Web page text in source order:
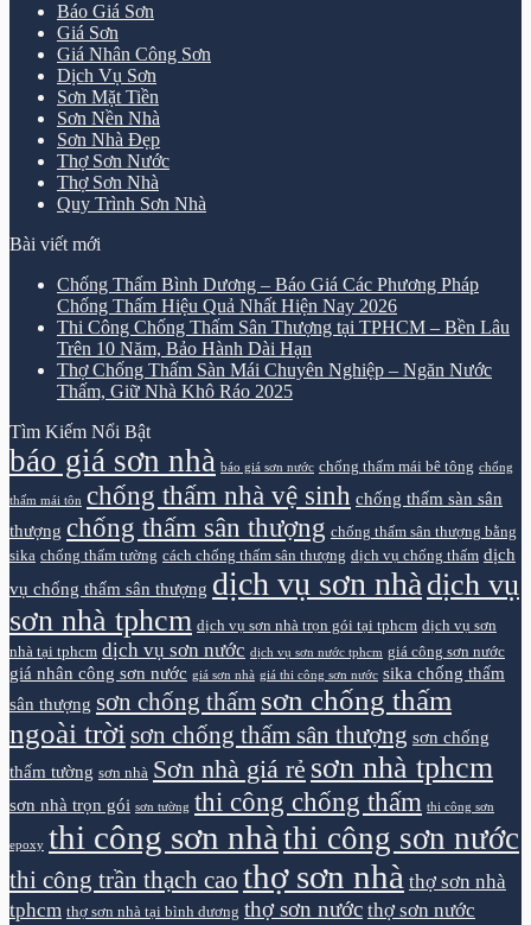
Báo Giá Sơn
Giá Sơn
Giá Nhân Công Sơn
Dịch Vụ Sơn
Sơn Mặt Tiền
Sơn Nền Nhà
Sơn Nhà Đẹp
Thợ Sơn Nước
Thợ Sơn Nhà
Quy Trình Sơn Nhà
Bài viết mới
Chống Thấm Bình Dương – Báo Giá Các Phương Pháp
Chống Thấm Hiệu Quả Nhất Hiện Nay 2026
Thi Công Chống Thấm Sân Thượng tại TPHCM – Bền Lâu
Trên 10 Năm, Bảo Hành Dài Hạn
Thợ Chống Thấm Sàn Mái Chuyên Nghiệp – Ngăn Nước
Thấm, Giữ Nhà Khô Ráo 2025
Tìm Kiếm Nổi Bật
báo giá sơn nhà báo giá sơn nước chống thấm mái bê tông chống
thấm mái tôn chống thấm nhà vệ sinh chống thấm sàn sân
thượng chống thấm sân thượng chống thấm sân thượng bằng
sika chống thấm tường cách chống thấm sân thượng dịch vụ chống thấm dịch
vụ chống thấm sân thượng dịch vụ sơn nhà dịch vụ
sơn nhà tphcm dịch vụ sơn nhà trọn gói tại tphcm dịch vụ sơn
nhà tại tphcm dịch vụ sơn nước dịch vụ sơn nước tphcm giá công sơn nước
giá nhân công sơn nước giá sơn nhà giá thi công sơn nước sika chống thấm
sân thượng sơn chống thấm sơn chống thấm
ngoài trời sơn chống thấm sân thượng sơn chống
thấm tường sơn nhà Sơn nhà giá rẻ sơn nhà tphcm
sơn nhà trọn gói sơn tường thi công chống thấm thi công sơn
epoxy thi công sơn nhà thi công sơn nước
thi công trần thạch cao thợ sơn nhà thợ sơn nhà
tphcm thợ sơn nhà tại bình dương thợ sơn nước thợ sơn nước